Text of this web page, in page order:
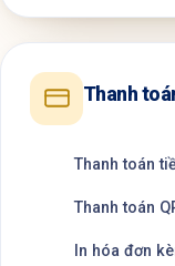
Thanh
Thanh toán
Thanh toán
In hóa đơn